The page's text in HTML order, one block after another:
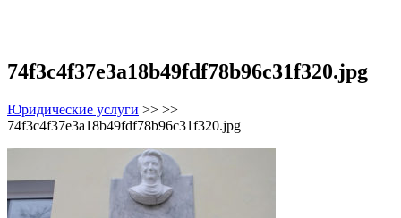
74f3c4f37e3a18b49fdf78b96c31f320.jpg
Юридические услуги >> >>
74f3c4f37e3a18b49fdf78b96c31f320.jpg